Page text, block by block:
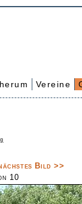
Vereine
Bild >>
10